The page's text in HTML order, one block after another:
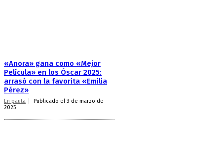
«Anora» gana como «Mejor
Película» en los Óscar 2025:
arrasó con la favorita «Emilia
Pérez»
En pauta
Publicado el 3 de marzo de
2025